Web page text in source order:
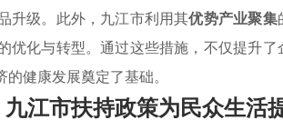
升级。此外，九江市利用其优势产业聚集
优化与转型。通过这些措施，不仅提升
健康发展奠定了基础。
江市扶持政策为民众生活